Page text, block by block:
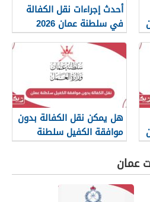
أحدث إجراءات نقل الكفالة
في سلطنة عمان 2026
هل يمكن نقل الكفالة بدون
موافقة الكفيل سلطنة
عمان؟
عمان